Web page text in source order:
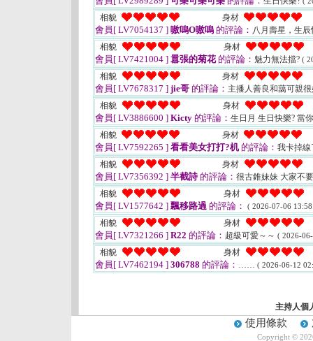
相貌 身材
會員[ LV7054137 ] 嗷嗚O嗷嗚 的評論： 八月壽星，生
相貌
身材
會員[ LV7421004 ] 囂張的菊花的評論： 魅力無法擋? (
相貌 身材
會員[ LV7678317 ] jie哥 的評論： 主播人善良和藹可親
相貌
身材
會員[ LV3886600 ] Kicty 的評論： 生日月 生日快樂? 當
相貌
身材
會員[ LV7592265 ] 看看美女打打?机的評論： 我卡掉
相貌
身材
會員[ LV7356392 ] 半截詩 的評論： 很古錐妹妹 大家不
相貌
身材
會員[ LV1577642 ] 飄移路過 的評論： ( 2026-07-06
相貌 身材
會員[ LV7321266 ] R22 的評論： 超級可愛～～ ( 2026-
相貌 身材
會員[ LV7462194 ] 306788 的評論： …… ( 2026-06-12
主持人個
使用條款
Copyright ©